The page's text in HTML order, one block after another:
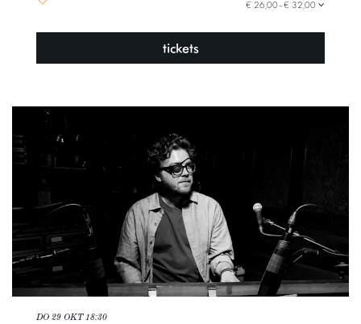
€ 26,00–€ 32,00
tickets
DO 29 OKT18:30